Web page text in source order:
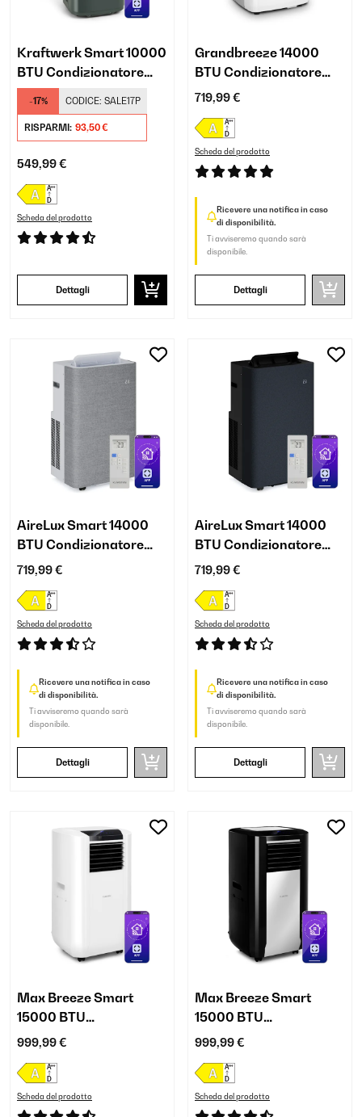
Kraftwerk Smart 10000
BTU Condizionatore
portatile Antracite
-17% CODICE: SALE17P
RISPARMI: 93,50 €
549,99 €
Scheda del prodotto
Dettagli
Grandbreeze 14000
BTU Condizionatore
portatile Bianco
719,99 €
Scheda del prodotto
Ricevere una notifica in caso
di disponibilità.
Ti avviseremo quando sarà
disponibile.
Dettagli
AireLux Smart 14000
BTU Condizionatore
portatile Grigio
719,99 €
Scheda del prodotto
Ricevere una notifica in caso
di disponibilità.
Ti avviseremo quando sarà
disponibile.
Dettagli
AireLux Smart 14000
BTU Condizionatore
portatile Grigio scuro
719,99 €
Scheda del prodotto
Ricevere una notifica in caso
di disponibilità.
Ti avviseremo quando sarà
disponibile.
Dettagli
Max Breeze Smart
15000 BTU
Condizionatore
999,99 €
Scheda del prodotto
Max Breeze Smart
15000 BTU
Condizionatore
999,99 €
Scheda del prodotto